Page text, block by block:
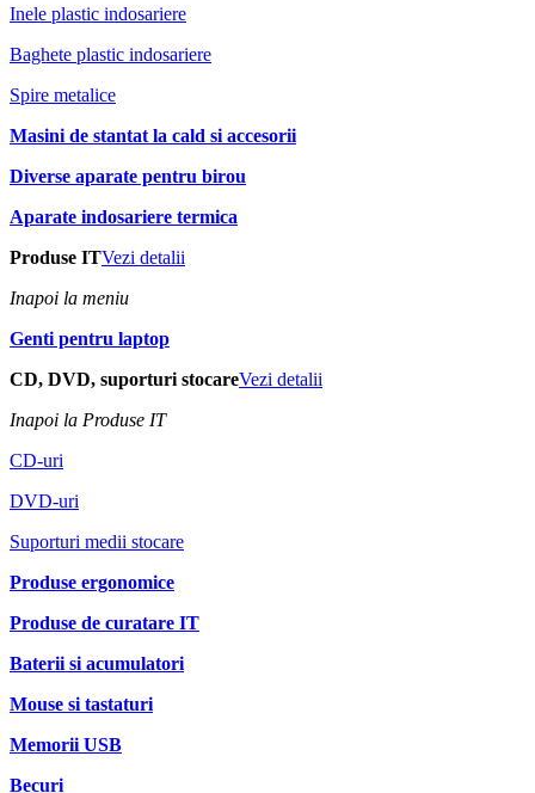
Inele plastic indosariere
Baghete plastic indosariere
Spire metalice
Masini de stantat la cald si accesorii
Diverse aparate pentru birou
Aparate indosariere termica
Produse ITVezi detalii
Inapoi la meniu
Genti pentru laptop
CD, DVD, suporturi stocareVezi detalii
Inapoi la Produse IT
CD-uri
DVD-uri
Suporturi medii stocare
Produse ergonomice
Produse de curatare IT
Baterii si acumulatori
Mouse si tastaturi
Memorii USB
Becuri